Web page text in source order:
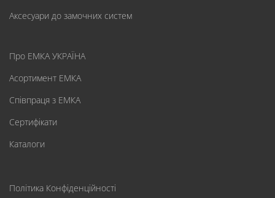
Аксесуари до замочних систем
Про ЕМКА УКРАЇНА
Асортимент ЕМКА
Співпраця з ЕМКА
Сертифікати
Каталоги
Політика Конфіденційності